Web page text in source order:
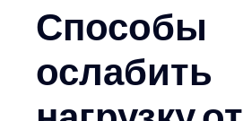
Способы
ослабить